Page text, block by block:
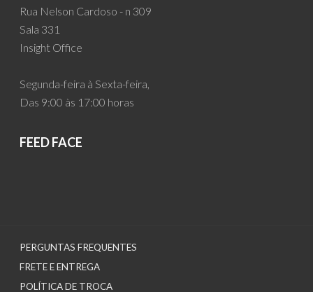
Rua Nelson Cardoso - n 309
Sala 331
Insight Office
Segunda-feira à Sexta-feira,
Das 9:00 às 17:00 horas
FEED FACE
PERGUNTAS FREQUENTES
FRETE E ENTREGA
POLÍTICA DE TROCA